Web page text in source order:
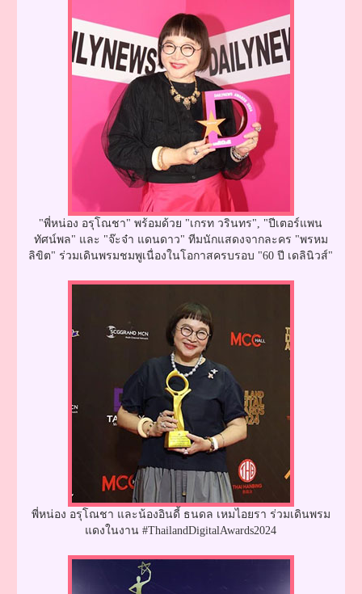
"พี่หน่อง อรุโณชา" พร้อมด้วย "เกรท วรินทร", "ปีเตอร์แพน
ทัศน์พล" และ "จ๊ะจ๋า แดนดาว" ทีมนักแสดงจากละคร "พรหม
ลิขิต" ร่วมเดินพรมชมพูเนื่องในโอกาสครบรอบ "60 ปี เดลินิวส์"
พี่หน่อง อรุโณชา และน้องอินดี้ ธนดล เหมไอยรา ร่วมเดินพรม
แดงในงาน #ThailandDigitalAwards2024